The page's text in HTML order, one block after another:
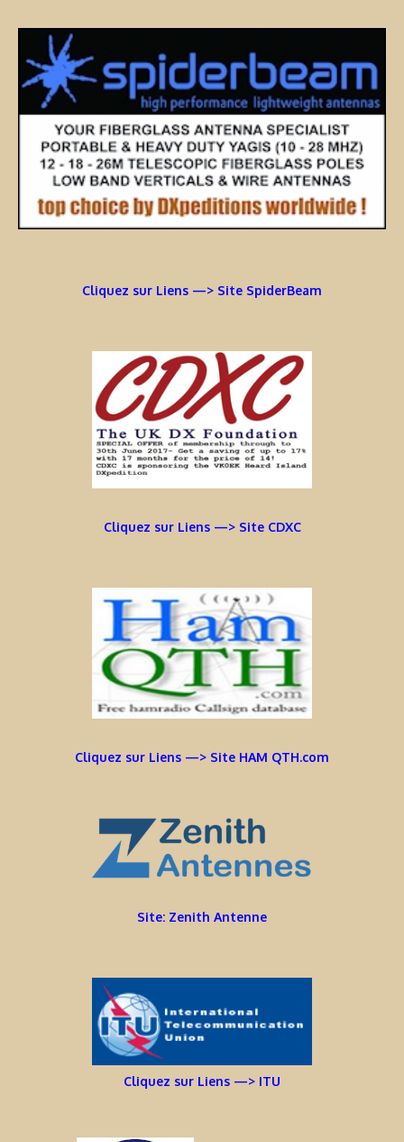
Cliquez sur Liens —> Site SpiderBeam
Cliquez sur Liens —> Site CDXC
Cliquez sur Liens —> Site HAM QTH.com
Site: Zenith Antenne
Cliquez sur Liens —> ITU